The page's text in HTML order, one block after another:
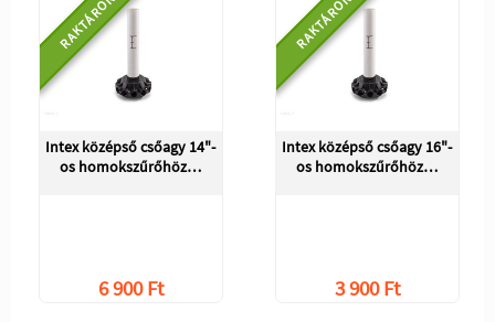
RAKTÁRON
Intex középső csőagy 14"-
os homokszűrőhöz…
6 900 Ft
RAKTÁRON
Intex középső csőagy 16"-
os homokszűrőhöz…
3 900 Ft